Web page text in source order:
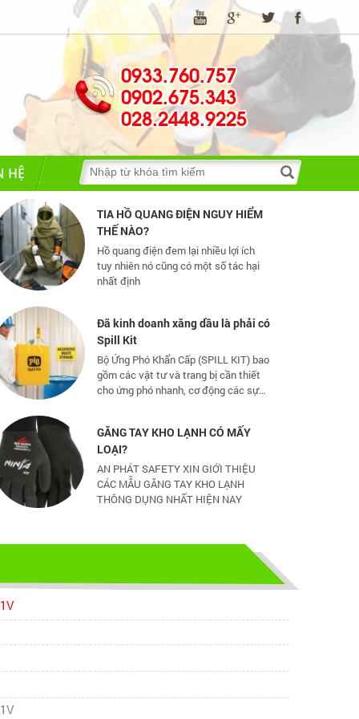
0933.760.757
0902.675.343
028.2448.9225
HỆ
Những quy định và hệ thống pháp
luật về bảo hộ lao động
Những quy định và hệ thống pháp luật
về bảo hộ lao động
TIA HỒ QUANG ĐIỆN NGUY HIỂM
Hồ quang điện đem lại nhiều lợi ích
tuy nhiên nó cũng có một số tác hại
nhất định
Đã kinh doanh xăng dầu là phải có
Bộ Ứng Phó Khẩn Cấp (SPILL KIT) bao
gồm các vật tư và trang bị cần thiết
cho ứng phó nhanh, cơ động các sự
cố tràn đổ dầu và hoá chất mức vừa
và nhỏ
GĂNG TAY KHO LẠNH CÓ MẤY
AN PHÁT SAFETY XIN GIỚI THIỆU
CÁC MẪU GĂNG TAY KHO LẠNH
THÔNG DỤNG NHẤT HIỆN NAY
CHỌN GIÀY BẢO HỘ - ĐỪNG ĐỂ
Hãy chọn lựa 1 đôi giày bảo hộ phù
TỦ ĐỰNG HÓA CHẤT CÓ LỌC HẤP
THU